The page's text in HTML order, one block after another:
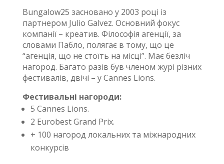
Bungalow25 засновано у 2003 році із
партнером Julio Galvez. Основний фокус
компанії – креатив. Філософія агенції, за
словами Пабло, полягає в тому, що це
“агенція, що не стоїть на місці”. Має безліч
нагород. Багато разів був членом журі різних
фестивалів, двічі – у Cannes Lions.
Фестивальні нагороди:
5 Cannes Lions.
2 Eurobest Grand Prix.
+ 100 нагород локальних та міжнародних
конкурсів